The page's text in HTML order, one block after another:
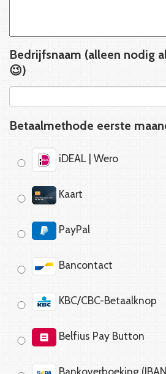
Bedrijfsnaam (alleen nodig
😉)
Betaalmethode eerste
iDEAL | Wero
Kaart
PayPal
Bancontact
KBC/CBC-Betaalknop
Belfius Pay Button
Bankoverboeking